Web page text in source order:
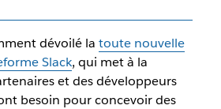
dévoilé la toute nouvelle
Slack, qui met à la
et des développeurs
besoin pour concevoir des